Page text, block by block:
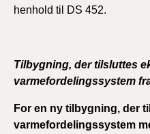
henhold til DS 452.
Tilbygning, der tilsluttes
varmefordelingssystem
For en ny tilbygning, der
varmefordelingssystem